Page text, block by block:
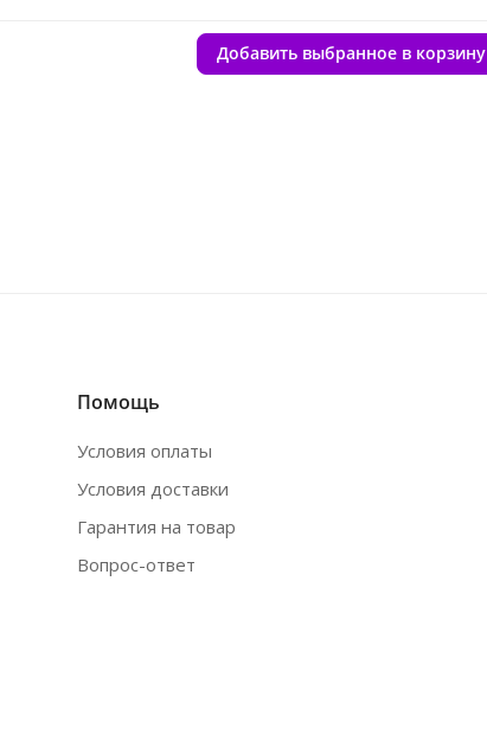
Добавить выбранное в корзину
Помощь
Условия оплаты
Условия доставки
Гарантия на товар
Вопрос-ответ